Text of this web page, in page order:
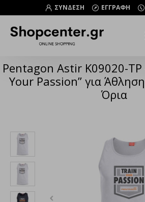
ΣΥΝΔΕΣΗ ΕΓΓΡΑΦΗ
Pentagon Astir K09020-
Your Passion” για
Όρια